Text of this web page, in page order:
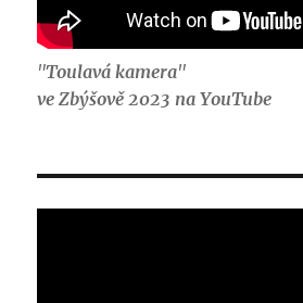
"Toulavá kamera"
ve Zbýšově 2023 na YouTube